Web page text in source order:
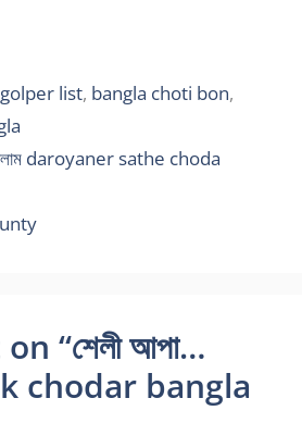
list, bangla choti bon,
daroyaner sathe choda
“শেলী আপা…
chodar bangla